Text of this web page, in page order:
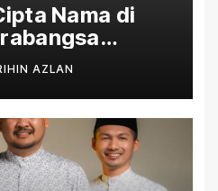
Nama di
Level Lain”
AZLAN